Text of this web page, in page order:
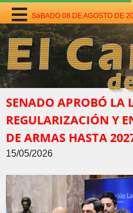
SáBADO 08 DE AGOSTO DE
SENADO APROBÓ LA
REGULARIZACIÓN Y
DE ARMAS HASTA
15/05/2026